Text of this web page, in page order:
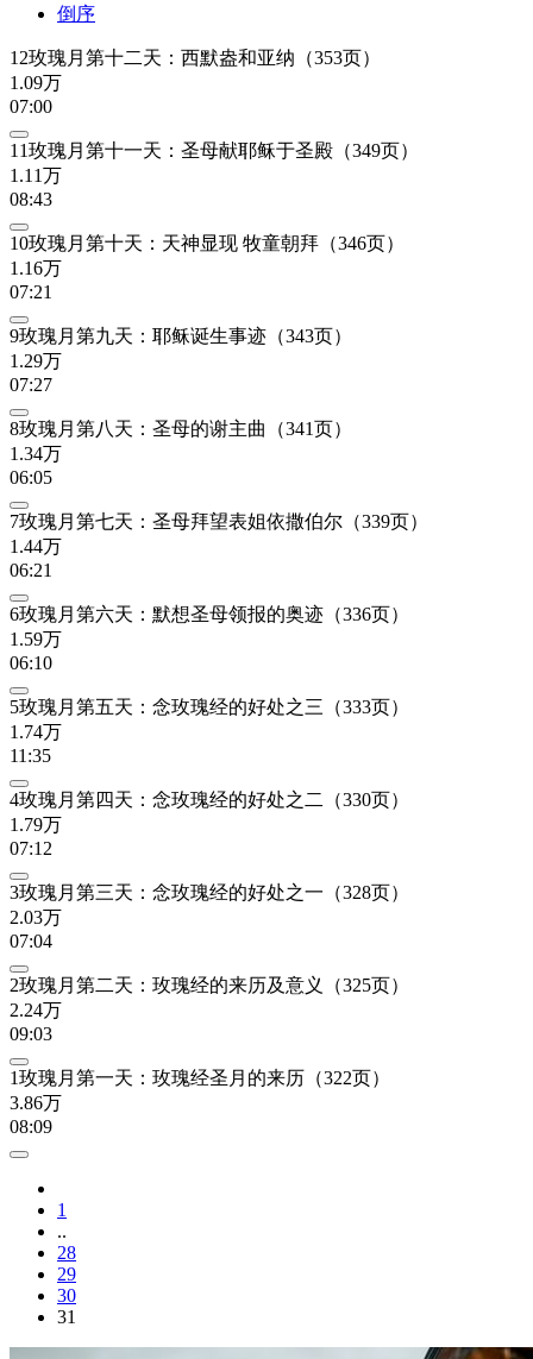
倒序
12玫瑰月第十二天：西默盎和亚纳（353页）
1.09万
07:00
11玫瑰月第十一天：圣母献耶稣于圣殿（349页）
1.11万
08:43
10玫瑰月第十天：天神显现 牧童朝拜（346页）
1.16万
07:21
9玫瑰月第九天：耶稣诞生事迹（343页）
1.29万
07:27
8玫瑰月第八天：圣母的谢主曲（341页）
1.34万
06:05
7玫瑰月第七天：圣母拜望表姐依撒伯尔（339页）
1.44万
06:21
6玫瑰月第六天：默想圣母领报的奥迹（336页）
1.59万
06:10
5玫瑰月第五天：念玫瑰经的好处之三（333页）
1.74万
11:35
4玫瑰月第四天：念玫瑰经的好处之二（330页）
1.79万
07:12
3玫瑰月第三天：念玫瑰经的好处之一（328页）
2.03万
07:04
2玫瑰月第二天：玫瑰经的来历及意义（325页）
2.24万
09:03
1玫瑰月第一天：玫瑰经圣月的来历（322页）
3.86万
08:09
1
..
28
29
30
31